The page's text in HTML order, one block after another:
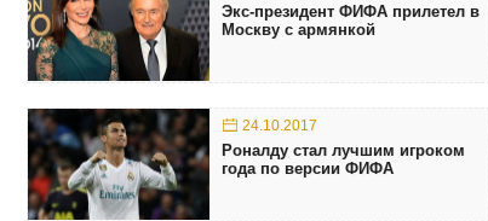
Экс-президент ФИФА прилетел в
Москву с армянкой
24.10.2017
Роналду стал лучшим игроком
года по версии ФИФА